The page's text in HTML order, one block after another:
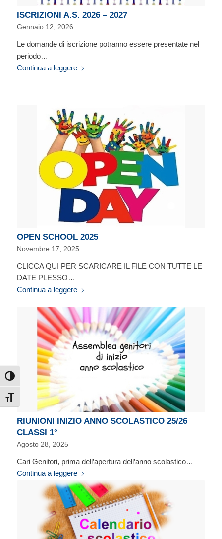
Attiva/disattiva alto contrasto
Attiva/disattiva dimensione testo
ISCRIZIONI A.S. 2026 – 2027
Gennaio 12, 2026
Le domande di iscrizione potranno essere presentate nel
periodo…
Continua a leggere
OPEN SCHOOL 2025
Novembre 17, 2025
CLICCA QUI PER SCARICARE IL FILE CON TUTTE LE
DATE PLESSO…
Continua a leggere
RIUNIONI INIZIO ANNO SCOLASTICO 25/26
CLASSI 1°
Agosto 28, 2025
Cari Genitori, prima dell’apertura dell’anno scolastico…
Continua a leggere